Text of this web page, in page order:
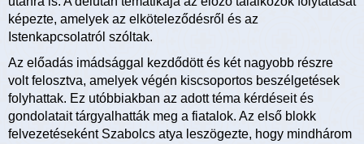
képezte, amelyek az elköteleződésről és az
Istenkapcsolatról szóltak.
Az előadás imádsággal kezdődött és két nagyobb részre
volt felosztva, amelyek végén kiscsoportos beszélgetések
folyhattak. Ez utóbbiakban az adott téma kérdéseit és
gondolatait tárgyalhatták meg a fiatalok. Az első blokk
felvezetéseként Szabolcs atya leszögezte, hogy mindhárom